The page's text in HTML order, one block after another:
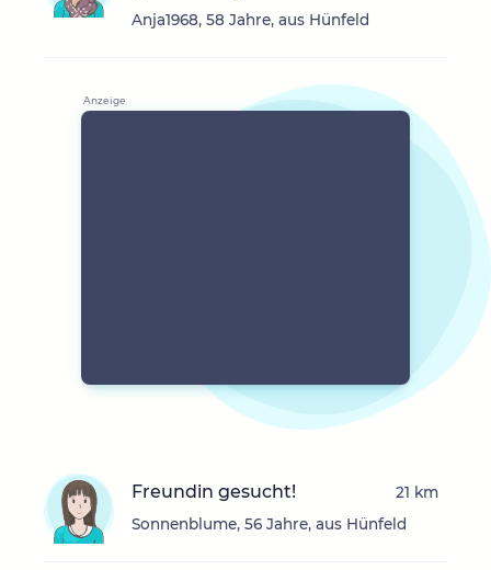
Anja1968, 58 Jahre, aus Hünfeld
Freundin gesucht!
Sonnenblume, 56 Jahre, aus Hünfeld
21 km